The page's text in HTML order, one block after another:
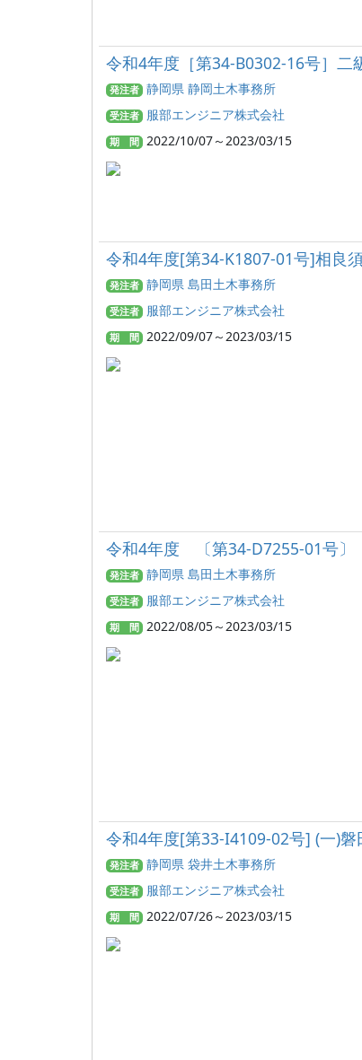
令和4年度［第34-B0302-16号］二
発注者 静岡県 静岡土木事務所
受注者 服部エンジニア株式会社
期 間 2022/10/07～2023/03/15
令和4年度[第34-K1807-01号]相良
発注者 静岡県 島田土木事務所
受注者 服部エンジニア株式会社
期 間 2022/09/07～2023/03/15
令和4年度 〔第34-D7255-01号〕
発注者 静岡県 島田土木事務所
受注者 服部エンジニア株式会社
期 間 2022/08/05～2023/03/15
令和4年度[第33-I4109-02号] (一)磐
発注者 静岡県 袋井土木事務所
受注者 服部エンジニア株式会社
期 間 2022/07/26～2023/03/15